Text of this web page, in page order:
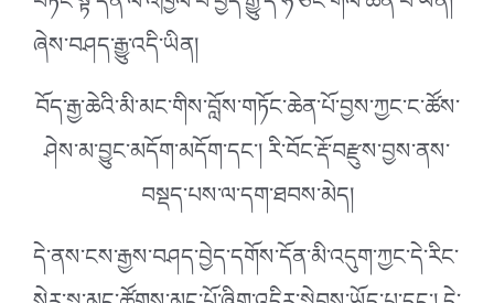
ཞེས་བཤད་རྒྱུ་འདི་ཡིན།
བོད་རྒྱ་ཆེའི་མི་མང་གིས་བློས་གཏོང་ཆེན་པོ་བྱས་ཀྱང་ང་ཚོས་
ཤེས་མ་བྱུང་མདོག་མདོག་དང༌། རི་བོང་རྡོ་བརྫུས་བྱས་ནས་
བསྡད་པས་ལ་དག་ཐབས་མེད།
དེ་ནས་ངས་རྒྱས་བཤད་བྱེད་དགོས་དོན་མི་འདུག་ཀྱང་དེ་རིང་